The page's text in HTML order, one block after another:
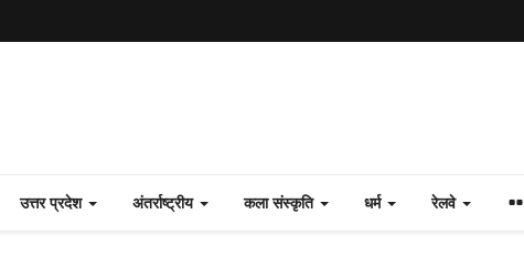
उत्तर प्रदेश अंतर्राष्ट्रीय कला संस्कृति धर्म रेलवे